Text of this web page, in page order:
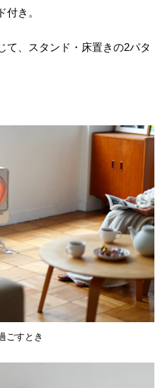
き。
て、スタンド・床置きの2パタ
過ごすとき